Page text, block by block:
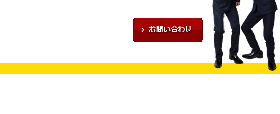
ロジェにお任せください！